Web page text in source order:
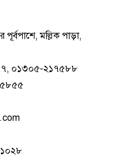
পূর্বপাশে, মল্লিক পাড়া,
, ০১৩০৫-২১৭৫৮৮